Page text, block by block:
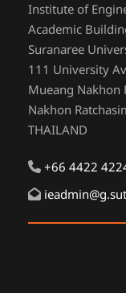
Institute of
Academic
Suranaree
111 University
Mueang Nakhon
Nakhon
THAILAND
+66 4422